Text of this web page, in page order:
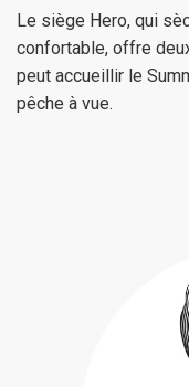
Le siège Hero, qui
confortable, offre
peut accueillir le
pêche à vue.